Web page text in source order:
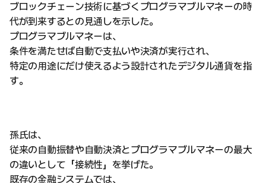
ブロックチェーン技術に基づくプログラマブルマネーの時
代が到来するとの見通しを示した。
プログラマブルマネーは、
条件を満たせば自動で支払いや決済が実行され、
特定の用途にだけ使えるよう設計されたデジタル通貨を指
す。
孫氏は、
従来の自動振替や自動決済とプログラマブルマネーの最大
の違いとして「接続性」を挙げた。
既存の金融システムでは、